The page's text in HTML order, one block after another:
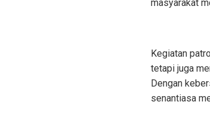
masyarakat
Kegiatan
tetapi juga
Dengan
senantiasa